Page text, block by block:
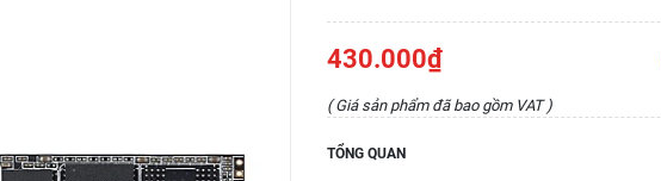
430.000₫
( Giá sản phẩm đã bao gồm VAT )
TỔNG QUAN